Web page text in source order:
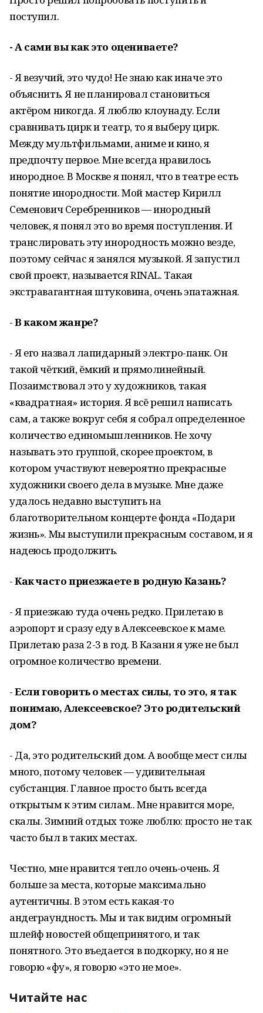
поступил.
-А сами вы как это оцениваете?
- Я везучий, это чудо! Не знаю как иначе это
объяснить. Я не планировал становиться
актёром никогда. Я люблю клоунаду. Если
сравнивать цирк и театр, то я выберу цирк.
Между мультфильмами, аниме и кино, я
предпочту первое. Мне всегда нравилось
инородное. В Москве я понял, что в театре есть
понятие инородности. Мой мастер Кирилл
Семенович Серебренников — инородный
человек, я понял это во время поступления. И
транслировать эту инородность можно везде,
поэтому сейчас я занялся музыкой. Я запустил
свой проект, называется RINAL. Такая
экстравагантная штуковина, очень эпатажная.
-В каком жанре?
- Я его назвал лапидарный электро-панк. Он
такой чёткий, ёмкий и прямолинейный.
Позаимствовал это у художников, такая
«квадратная» история. Я всё решил написать
сам, а также вокруг себя я собрал определенное
количество единомышленников. Не хочу
называть это группой, скорее проектом, в
котором участвуют невероятно прекрасные
художники своего дела в музыке. Мне даже
удалось недавно выступить на
благотворительном концерте фонда «Подари
жизнь». Мы выступили прекрасным составом, и я
надеюсь продолжить.
-Как часто приезжаете в родную Казань?
- Я приезжаю туда очень редко. Прилетаю в
аэропорт и сразу еду в Алексеевское к маме.
Прилетаю раза 2-3 в год. В Казани я уже не был
огромное количество времени.
-Если говорить о местах силы, то это, я так
понимаю, Алексеевское? Это родительский
дом?
- Да, это родительский дом. А вообще мест силы
много, потому человек — удивительная
субстанция. Главное просто быть всегда
открытым к этим силам..Мне нравится море,
скалы. Зимний отдых тоже люблю: просто не так
часто был в таких местах.
Честно, мне нравится тепло очень-очень. Я
больше за места, которые максимально
аутентичны. В этом есть какая-то
андеграундность. Мы и так видим огромный
шлейф новостей общепринятого, и так
понятного. Это въедается в подкорку, но я не
говорю «фу», я говорю «это не мое».
Читайте нас